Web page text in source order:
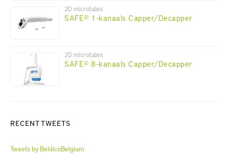
2D microtubes
SAFE® 1-kanaals Capper/Decapper
2D microtubes
SAFE® 8-kanaals Capper/Decapper
RECENT TWEETS
Tweets by BeldicoBelgium